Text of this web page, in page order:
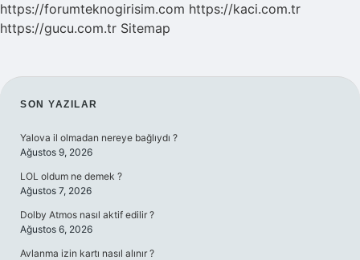
https://forumteknogirisim.com https://kaci.com.tr
https://gucu.com.tr Sitemap
SIDEBAR
SON YAZILAR
Yalova il olmadan nereye bağlıydı ?
Ağustos 9, 2026
LOL oldum ne demek ?
Ağustos 7, 2026
Dolby Atmos nasıl aktif edilir ?
Ağustos 6, 2026
Avlanma izin kartı nasıl alınır ?